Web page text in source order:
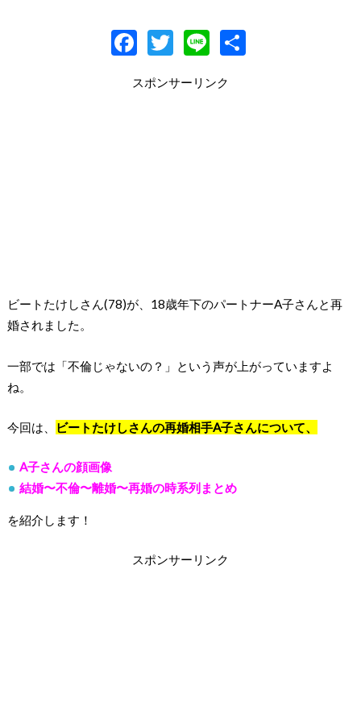
F
e
T
itt
Li
e
共
スポンサーリンク
ビートたけしさん(78)が、18歳年下のパートナーA子さんと再
婚されました。
一部では「不倫じゃないの？」という声が上がっていますよ
ね。
今回は、 ビートたけしさんの再婚相手A子さんについて、
A子さんの顔画像
結婚〜不倫〜離婚〜再婚の時系列まとめ
を紹介します！
スポンサーリンク